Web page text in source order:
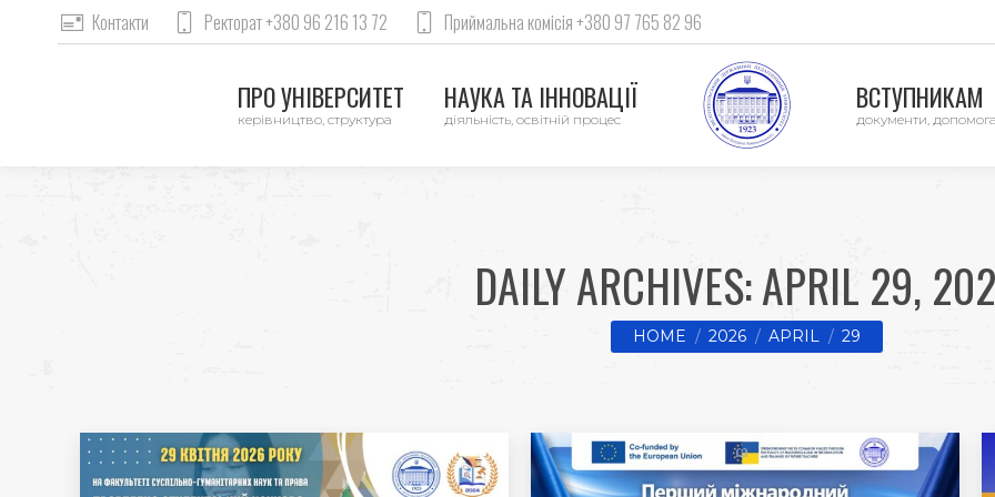
Контакти Ректорат +380 96 216 13 72 Приймальна комісія +380 97 765 82 96
ПРО УНІВЕРСИТЕТ
керівництво, структура
НАУКА ТА ІННОВАЦІЇ
діяльність, освітній процес
ВСТУПНИКАМ
документи, допомога
DAILY ARCHIVES:APRIL 29,
You are here:
HOME 2026 APRIL 29